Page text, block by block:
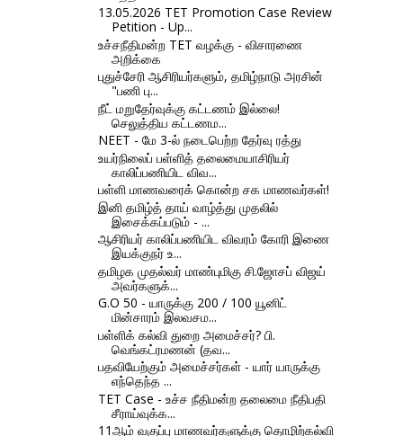
13.05.2026 TET Promotion Case Review
Petition - Up...
உச்சநீதிமன்ற TET வழக்கு - விசாரணை
அறிக்கை
புதுச்சேரி ஆசிரியர்களும், தமிழ்நாடு அரசின்
"பணி பு...
நீட் மறுதேர்வுக்கு கட்டணம் இல்லை!
செலுத்திய கட்டணம...
NEET - மே 3-ல் நடைபெற்ற தேர்வு ரத்து
உயர்நிலைப் பள்ளித் தலைமையாசிரியர்
காலிப்பணியிட விவ...
பள்ளி மாணவரைக் கொன்ற சக மாணவர்கள்!
இனி தமிழ்த் தாய் வாழ்த்து முதலில்
இசைக்கப்படும் - ...
ஆசிரியர் காலிப்பணியிட விவரம் கோரி இணை
இயக்குநர் உ...
தமிழக முதல்வர் மாண்புமிகு சி.ஜோசப் விஜய்
அவர்களுக்...
G.O 50 - யாருக்கு 200 / 100 யூனிட்
மின்சாரம் இலவசம...
பள்ளிக் கல்வி துறை அமைச்சர்? பி.
வெங்கட்ரமணன் (தவ...
பதவியேற்கும் அமைச்சர்கள் - யார் யாருக்கு
எந்தெந்த ...
TET Case - உச்ச நீதிமன்ற தலைமை நீதிபதி
சீராய்வுக்க...
11ஆம் வகுப்பு மாணவர்களுக்கு தொழிற்கல்வி